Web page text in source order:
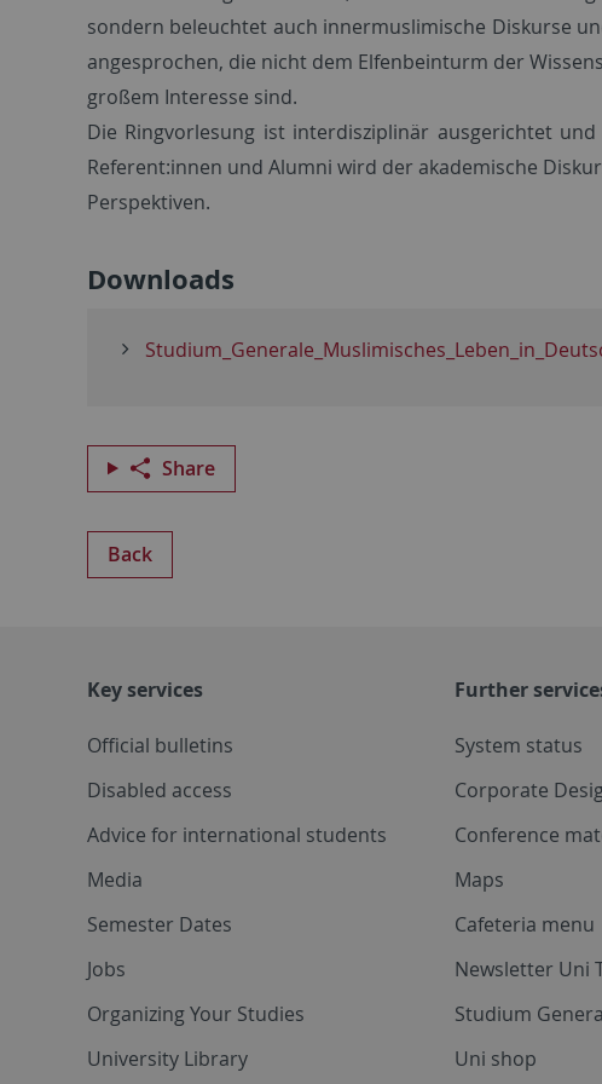
sondern beleuchtet auch innermuslimische Diskurse
angesprochen, die nicht dem Elfenbeinturm der
großem Interesse sind.
Die Ringvorlesung ist interdisziplinär ausgerichtet
Referent:innen und Alumni wird der akademische
Perspektiven.
Downloads
Share
Back
Key services
Official bulletins
Disabled access
Advice for international students
Media
Semester Dates
Jobs
Organizing Your Studies
University Library
Further
System status
Corporate
Conference
Maps
Cafeteria menu
Newsletter Uni
Studium
Uni shop